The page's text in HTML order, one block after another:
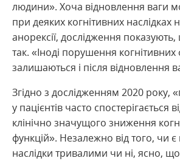
людини». Хоча відновлення ваги
при деяких когнітивних наслідках
анорексії, дослідження
так. «Іноді порушення когнітивних
залишаються і після відновлення
Згідно з дослідженням 2020 року,
у пацієнтів часто спостерігається
клінічно значущого зниження
функцій». Незалежно від того, чи є
наслідки тривалими чи ні, ясно,